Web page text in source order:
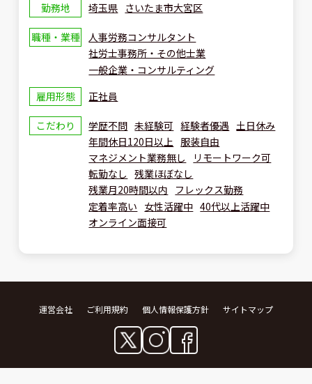
勤務地 埼玉県 さいたま市大宮区
職種・業種
人事労務コンサルタント
社労士事務所・その他士業
一般企業・コンサルティング
雇用形態
正社員
こだわり 学歴不問 未経験可 経験者優遇 土日休み
年間休日120日以上 服装自由
マネジメント業務無し
リモートワーク可
転勤なし
残業ほぼなし
残業月20時間以内
フレックス勤務
定着率高い 女性活躍中 40代以上活躍中
オンライン面接可
運営会社 ご利用規約 個人情報保護方針 サイトマップ